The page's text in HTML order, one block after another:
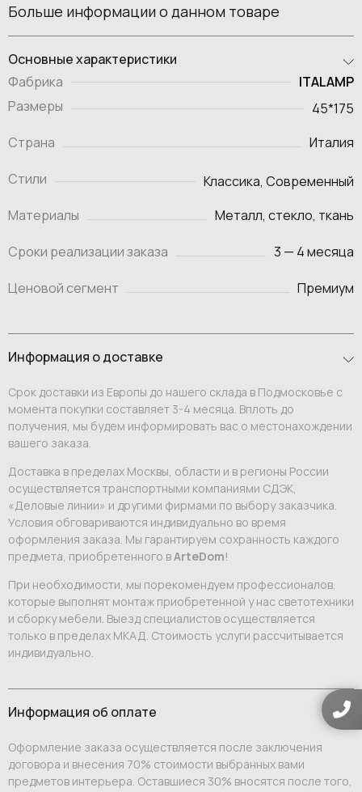
Больше информации о данном товаре
Основные характеристики
Фабрика
ITALAMP
Страна Италия
Стили
Классика, Современный
Материалы
Металл, стекло, ткань
Сроки реализации заказа 3 — 4 месяца
Ценовой сегмент Премиум
Размеры 45*175
Информация о доставке
Срок доставки из Европы до нашего склада в Подмосковье с
момента покупки составляет 3-4 месяца. Вплоть до
получения, мы будем информировать вас о местонахождении
вашего заказа.
Доставка в пределах Москвы, области и в регионы России
осуществляется транспортными компаниями СДЭК,
«Деловые линии» и другими фирмами по выбору заказчика.
Условия обговариваются индивидуально во время
оформления заказа. Мы гарантируем сохранность каждого
предмета, приобретенного вArteDom!
При необходимости, мы порекомендуем профессионалов,
которые выполнят монтаж приобретенной у нас светотехники
и сборку мебели. Выезд специалистов осуществляется
только в пределах МКАД. Стоимость услуги рассчитывается
индивидуально.
Информация об оплате
Оформление заказа осуществляется после заключения
договора и внесения 70% стоимости выбранных вами
предметов интерьера. Оставшиеся 30% вносятся после того,